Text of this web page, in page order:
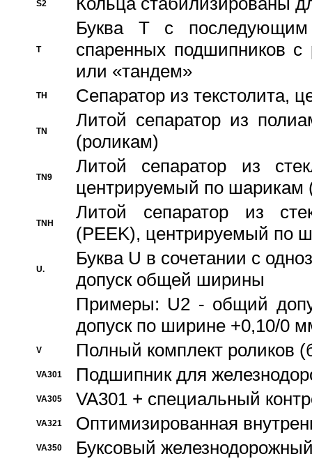
S2
T
Буква T с
спаренных подшипников
или «тандем»
TH Сепаратор из текстолита,
TN
Литой сепаратор из
(роликам)
TN9
Литой сепаратор из
центрируемый по шарикам
TNH
Литой сепаратор из
(PEEK), центрируемый по
U.
Буква U в сочетании с
допуск общей ширины
Примеры: U2 - общий
допуск по ширине +0,10/0
V Полный комплект роликов
VA301 Подшипник для
VA305 VA301 + специальный
VA321 Оптимизированная
VA350 Буксовый